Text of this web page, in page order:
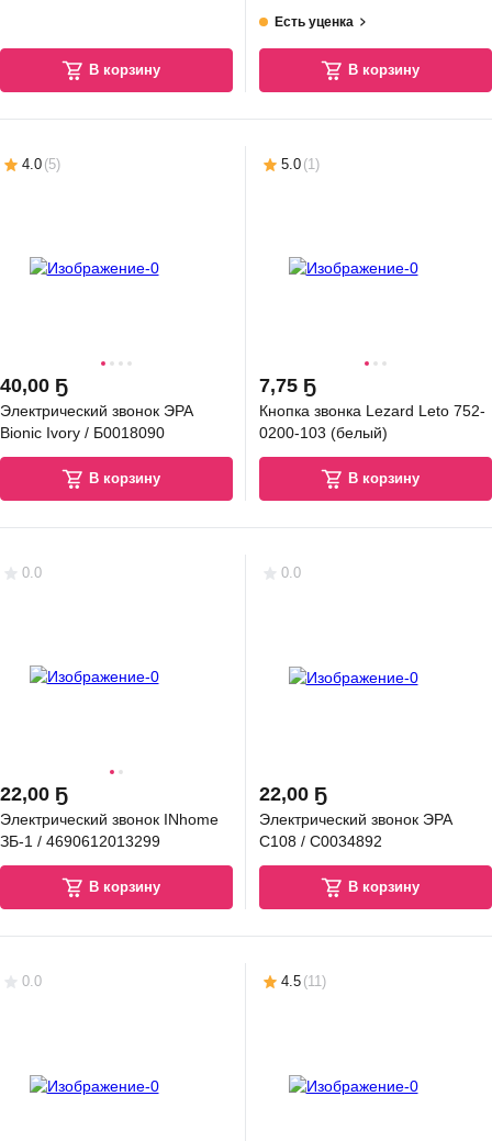
В корзину
Есть уценка
В корзину
4.0 (5)
40,00 Ҕ
Электрический звонок ЭРА
Bionic Ivory / Б0018090
В корзину
5.0 (1)
7,75 Ҕ
Кнопка звонка Lezard Leto 752-
0200-103 (белый)
В корзину
0.0
22,00 Ҕ
Электрический звонок INhome
ЗБ-1 / 4690612013299
В корзину
0.0
22,00 Ҕ
Электрический звонок ЭРА
С108 / C0034892
В корзину
0.0 4.5 (11)